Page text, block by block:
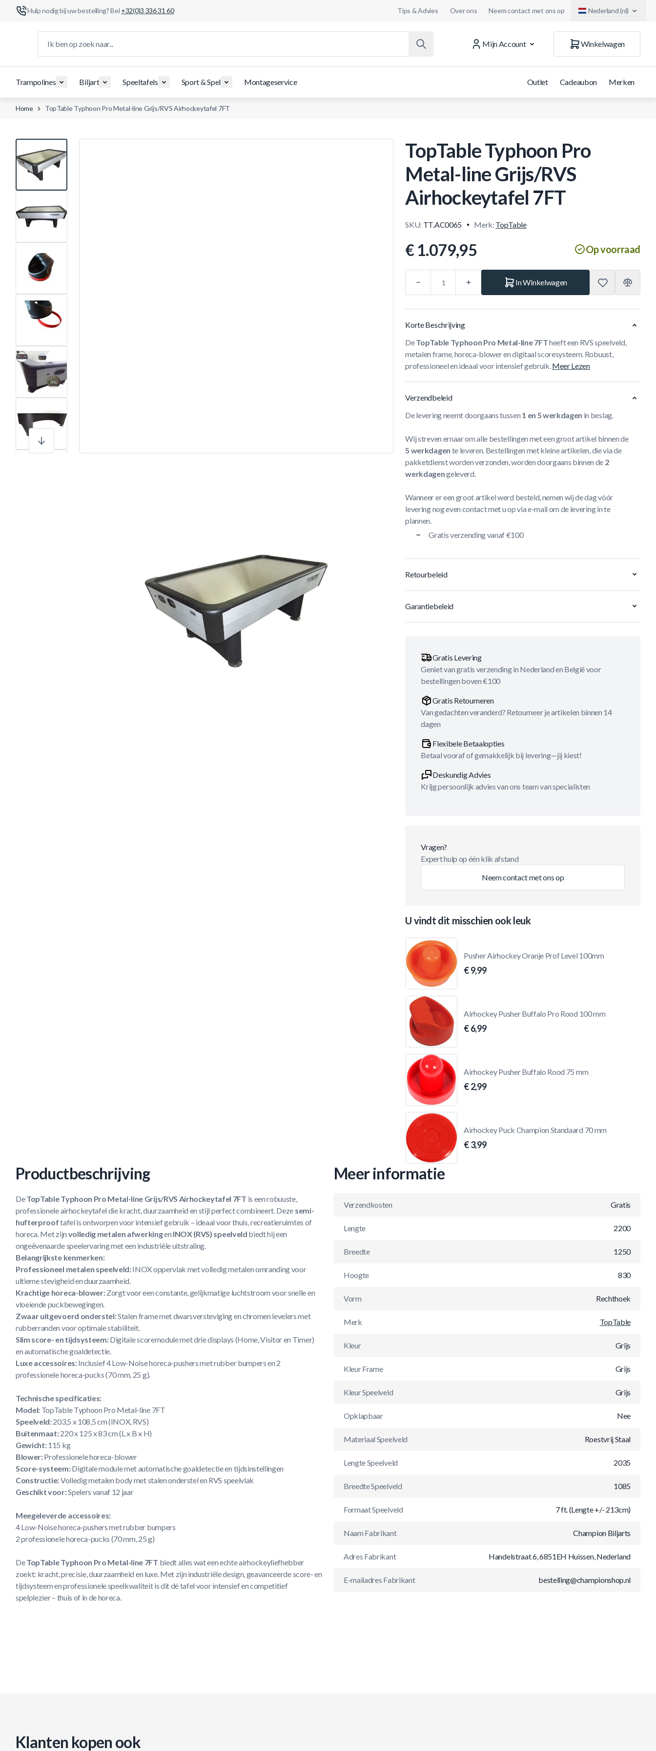
Hulp nodig bij uw bestelling? Bel +32(0)3 336 31 60 Tips & Advies Over ons Neem contact met ons op Nederland (nl)
Mijn Account
Winkelwagen
Trampolines Biljart Speeltafels Sport & Spel Montageservice Outlet Cadeaubon Merken
Home TopTable Typhoon Pro Metal-line Grijs/RVS Airhockeytafel 7FT
View larger image
View larger image
View larger image
View larger image
TopTable Typhoon Pro
Metal-line Grijs/RVS
Airhockeytafel 7FT
SKU: TT.AC0065 Merk: TopTable
€ 1.079,95 Op voorraad
In Winkelwagen
Korte Beschrijving
DeTopTable Typhoon Pro Metal-line 7FTheeft een RVS speelveld,
metalen frame, horeca-blower en digitaal scoresysteem. Robuust,
professioneel en ideaal voor intensief gebruik.Meer Lezen
Verzendbeleid
De levering neemt doorgaans tussen 1 en 5 werkdagen in beslag.
Wij streven ernaar om alle bestellingen met een groot artikel binnen de
5 werkdagen te leveren. Bestellingen met kleine artikelen, die via de
pakketdienst worden verzonden, worden doorgaans binnen de 2
werkdagengeleverd.
Wanneer er een groot artikel werd besteld, nemen wij de dag vóór
levering nog even contact met u op via e-mail om de levering in te
plannen.
Gratis verzending vanaf €100
Retourbeleid
Garantiebeleid
Gratis Levering
Geniet van gratis verzending in Nederland en België voor
bestellingen boven €100
Gratis Retourneren
Van gedachten veranderd? Retourneer je artikelen binnen 14
dagen
Flexibele Betaalopties
Betaal vooraf of gemakkelijk bij levering—jij kiest!
Deskundig Advies
Krijg persoonlijk advies van ons team van specialisten
Vragen?
Expert hulp op één klik afstand
Neem contact met ons op
U vindt dit misschien ook leuk
Pusher Airhockey Oranje Prof Level 100mm
€ 9,99
Airhockey Pusher Buffalo Pro Rood 100 mm
€ 6,99
Airhockey Pusher Buffalo Rood 75 mm
€ 2,99
Airhockey Puck Champion Standaard 70 mm
€ 3,99
Productbeschrijving
DeTopTable Typhoon Pro Metal-line Grijs/RVS Airhockeytafel 7FT is een robuuste,
professionele airhockeytafel die kracht, duurzaamheid en stijl perfect combineert. Deze semi-
hufterprooftafel is ontworpen voor intensief gebruik – ideaal voor thuis, recreatieruimtes of
horeca. Met zijn volledig metalen afwerkingen INOX (RVS) speelveld biedt hij een
ongeëvenaarde speelervaring met een industriële uitstraling.
Belangrijkste kenmerken:
Professioneel metalen speelveld:INOX oppervlak met volledig metalen omranding voor
ultieme stevigheid en duurzaamheid.
Krachtige horeca-blower:Zorgt voor een constante, gelijkmatige luchtstroom voor snelle en
vloeiende puckbewegingen.
Zwaar uitgevoerd onderstel:Stalen frame met dwarsversteviging en chromen levelers met
rubberranden voor optimale stabiliteit.
Slim score- en tijdsysteem:Digitale scoremodule met drie displays (Home, Visitor en Timer)
en automatische goaldetectie.
Luxe accessoires:Inclusief 4 Low-Noise horeca-pushers met rubber bumpers en 2
professionele horeca-pucks (70 mm, 25 g).
Technische specificaties:
Model: TopTable Typhoon Pro Metal-line 7FT
Speelveld:203,5 x 108,5 cm (INOX, RVS)
Buitenmaat:220 x 125 x 83 cm (L x B x H)
Gewicht:115 kg
Blower:Professionele horeca-blower
Score-systeem:Digitale module met automatische goaldetectie en tijdsinstellingen
Constructie:Volledig metalen body met stalen onderstel en RVS speelvlak
Geschikt voor:Spelers vanaf 12 jaar
Meegeleverde accessoires:
4 Low-Noise horeca-pushers met rubber bumpers
2 professionele horeca-pucks (70 mm, 25 g)
DeTopTable Typhoon Pro Metal-line 7FT biedt alles wat een echte airhockeyliefhebber
zoekt: kracht, precisie, duurzaamheid en luxe. Met zijn industriële design, geavanceerde score- en
tijdsysteem en professionele speelkwaliteit is dit dé tafel voor intensief en competitief
spelplezier – thuis of in de horeca.
Meer informatie
Verzendkosten Gratis
Lengte 2200
Breedte 1250
Hoogte 830
Vorm Rechthoek
Merk TopTable
Kleur Grijs
Kleur Frame Grijs
Kleur Speelveld Grijs
Opklapbaar Nee
Materiaal Speelveld Roestvrij Staal
Lengte Speelveld 2035
Breedte Speelveld 1085
Formaat Speelveld 7 ft. (Lengte +/- 213cm)
Naam Fabrikant Champion Biljarts
Adres Fabrikant Handelstraat 6, 6851EH Huissen, Nederland
E-mailadres Fabrikant bestelling@championshop.nl
Klanten kopen ook